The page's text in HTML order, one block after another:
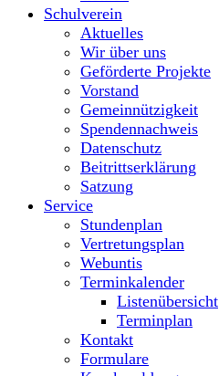
Schulverein
Aktuelles
Wir über uns
Geförderte Projekte
Vorstand
Gemeinnützigkeit
Spendennachweis
Datenschutz
Beitrittserklärung
Satzung
Service
Stundenplan
Vertretungsplan
Webuntis
Terminkalender
Listenübersicht
Terminplan
Kontakt
Formulare